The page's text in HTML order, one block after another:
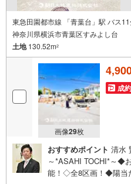
東急田園都市線 「青葉台」駅 バス
神奈川県横浜市青葉区すみよし台
土地130.52m2
画像29枚
成
おすすめポイント 清水
～*ASAHI TOCHI*～◆
能！◇全8区画！◆陽当